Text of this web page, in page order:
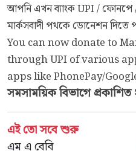
আপনি এখন ব্যাংক UPI / ফোনপে
মার্কসবাদী পথকে ডোনেশন দিতে
You can now donate to
through UPI of various
apps like PhonePay/
সমসাময়িকবিভাগে প্রকাশিত
এই তো সবে শুরু
এম এ বেবি